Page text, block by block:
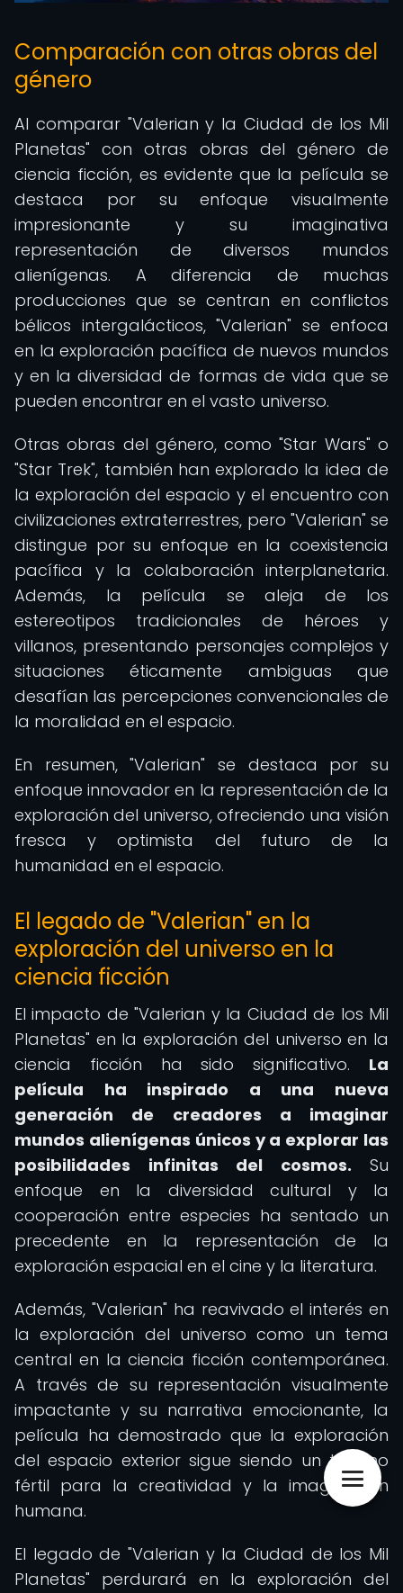
Comparación con otras obras del
género
Al comparar "Valerian y la Ciudad de los Mil
Planetas" con otras obras del género de
ciencia ficción, es evidente que la película se
destaca por su enfoque visualmente
impresionante y su imaginativa
representación de diversos mundos
alienígenas. A diferencia de muchas
producciones que se centran en conflictos
bélicos intergalácticos, "Valerian" se enfoca
en la exploración pacífica de nuevos mundos
y en la diversidad de formas de vida que se
pueden encontrar en el vasto universo.
Otras obras del género, como "Star Wars" o
"Star Trek", también han explorado la idea de
la exploración del espacio y el encuentro con
civilizaciones extraterrestres, pero "Valerian" se
distingue por su enfoque en la coexistencia
pacífica y la colaboración interplanetaria.
Además, la película se aleja de los
estereotipos tradicionales de héroes y
villanos, presentando personajes complejos y
situaciones éticamente ambiguas que
desafían las percepciones convencionales de
la moralidad en el espacio.
En resumen, "Valerian" se destaca por su
enfoque innovador en la representación de la
exploración del universo, ofreciendo una visión
fresca y optimista del futuro de la
humanidad en el espacio.
El legado de "Valerian" en la
exploración del universo en la
ciencia ficción
El impacto de "Valerian y la Ciudad de los Mil
Planetas" en la exploración del universo en la
ciencia ficción ha sido significativo. La
película ha inspirado a una nueva
generación de creadores a imaginar
mundos alienígenas únicos y a explorar las
posibilidades infinitas del cosmos. Su
enfoque en la diversidad cultural y la
cooperación entre especies ha sentado un
precedente en la representación de la
exploración espacial en el cine y la literatura.
Además, "Valerian" ha reavivado el interés en
la exploración del universo como un tema
central en la ciencia ficción contemporánea.
A través de su representación visualmente
impactante y su narrativa emocionante, la
película ha demostrado que la exploración
del espacio exterior sigue siendo un terreno
fértil para la creatividad y la imaginación
humana.
El legado de "Valerian y la Ciudad de los Mil
Planetas" perdurará en la exploración del